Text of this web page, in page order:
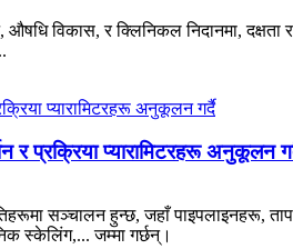
विकास, र क्लिनिकल निदानमा,
प्रक्रिया प्यारामिटरहरू अनुकूलन
सञ्चालन हुन्छ, जहाँ पाइपलाइनहरू,
स्केलिंग,... जम्मा गर्छन्।